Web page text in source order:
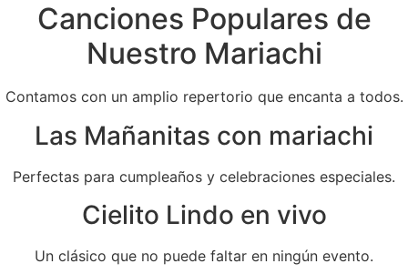
Canciones Populares de
Nuestro Mariachi
Contamos con un amplio repertorio que encanta a todos.
Las Mañanitas con mariachi
Perfectas para cumpleaños y celebraciones especiales.
Cielito Lindo en vivo
Un clásico que no puede faltar en ningún evento.